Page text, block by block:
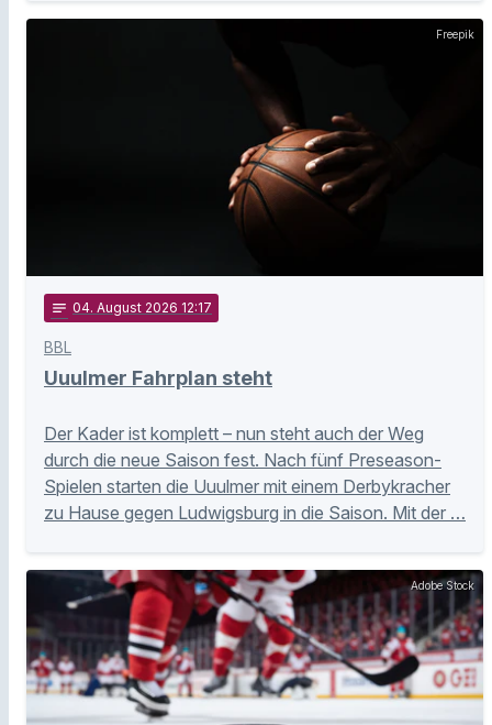
Freepik
notes 04. August 2026 12:17
BBL
Uuulmer Fahrplan steht
Der Kader ist komplett – nun steht auch der Weg
durch die neue Saison fest. Nach fünf Preseason-
Spielen starten die Uuulmer mit einem Derbykracher
zu Hause gegen Ludwigsburg in die Saison. Mit der …
Adobe Stock